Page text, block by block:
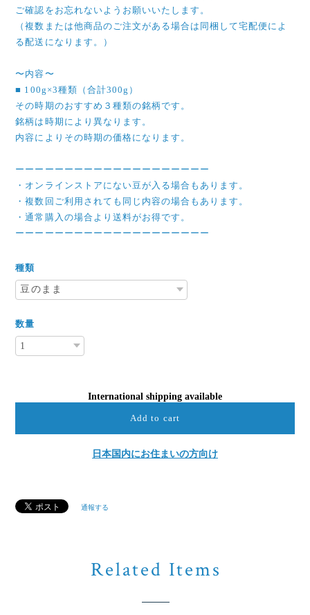
ご確認をお忘れないようお願いいたします。
（複数または他商品のご注文がある場合は同梱して宅配便によ
る配送になります。）
〜内容〜
■ 100g×3種類（合計300g）
その時期のおすすめ３種類の銘柄です。
銘柄は時期により異なります。
内容によりその時期の価格になります。
ーーーーーーーーーーーーーーーーーーーー
・オンラインストアにない豆が入る場合もあります。
・複数回ご利用されても同じ内容の場合もあります。
・通常購入の場合より送料がお得です。
ーーーーーーーーーーーーーーーーーーーー
種類
数量
International shipping available
Add to cart
日本国内にお住まいの方向け
通報する
Related Items